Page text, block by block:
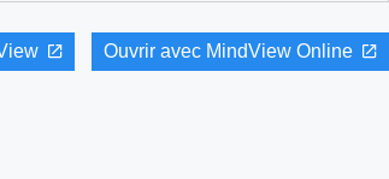
Ouvrir avec MindView Online